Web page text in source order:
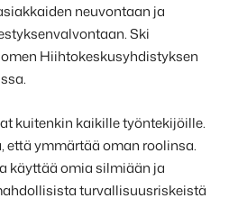
neuvontaan ja
Ski
Hiihtokeskusyhdistyksen
kuitenkin kaikille työntekijöille.
että ymmärtää oman roolinsa.
käyttää omia silmiään ja
turvallisuusriskeistä